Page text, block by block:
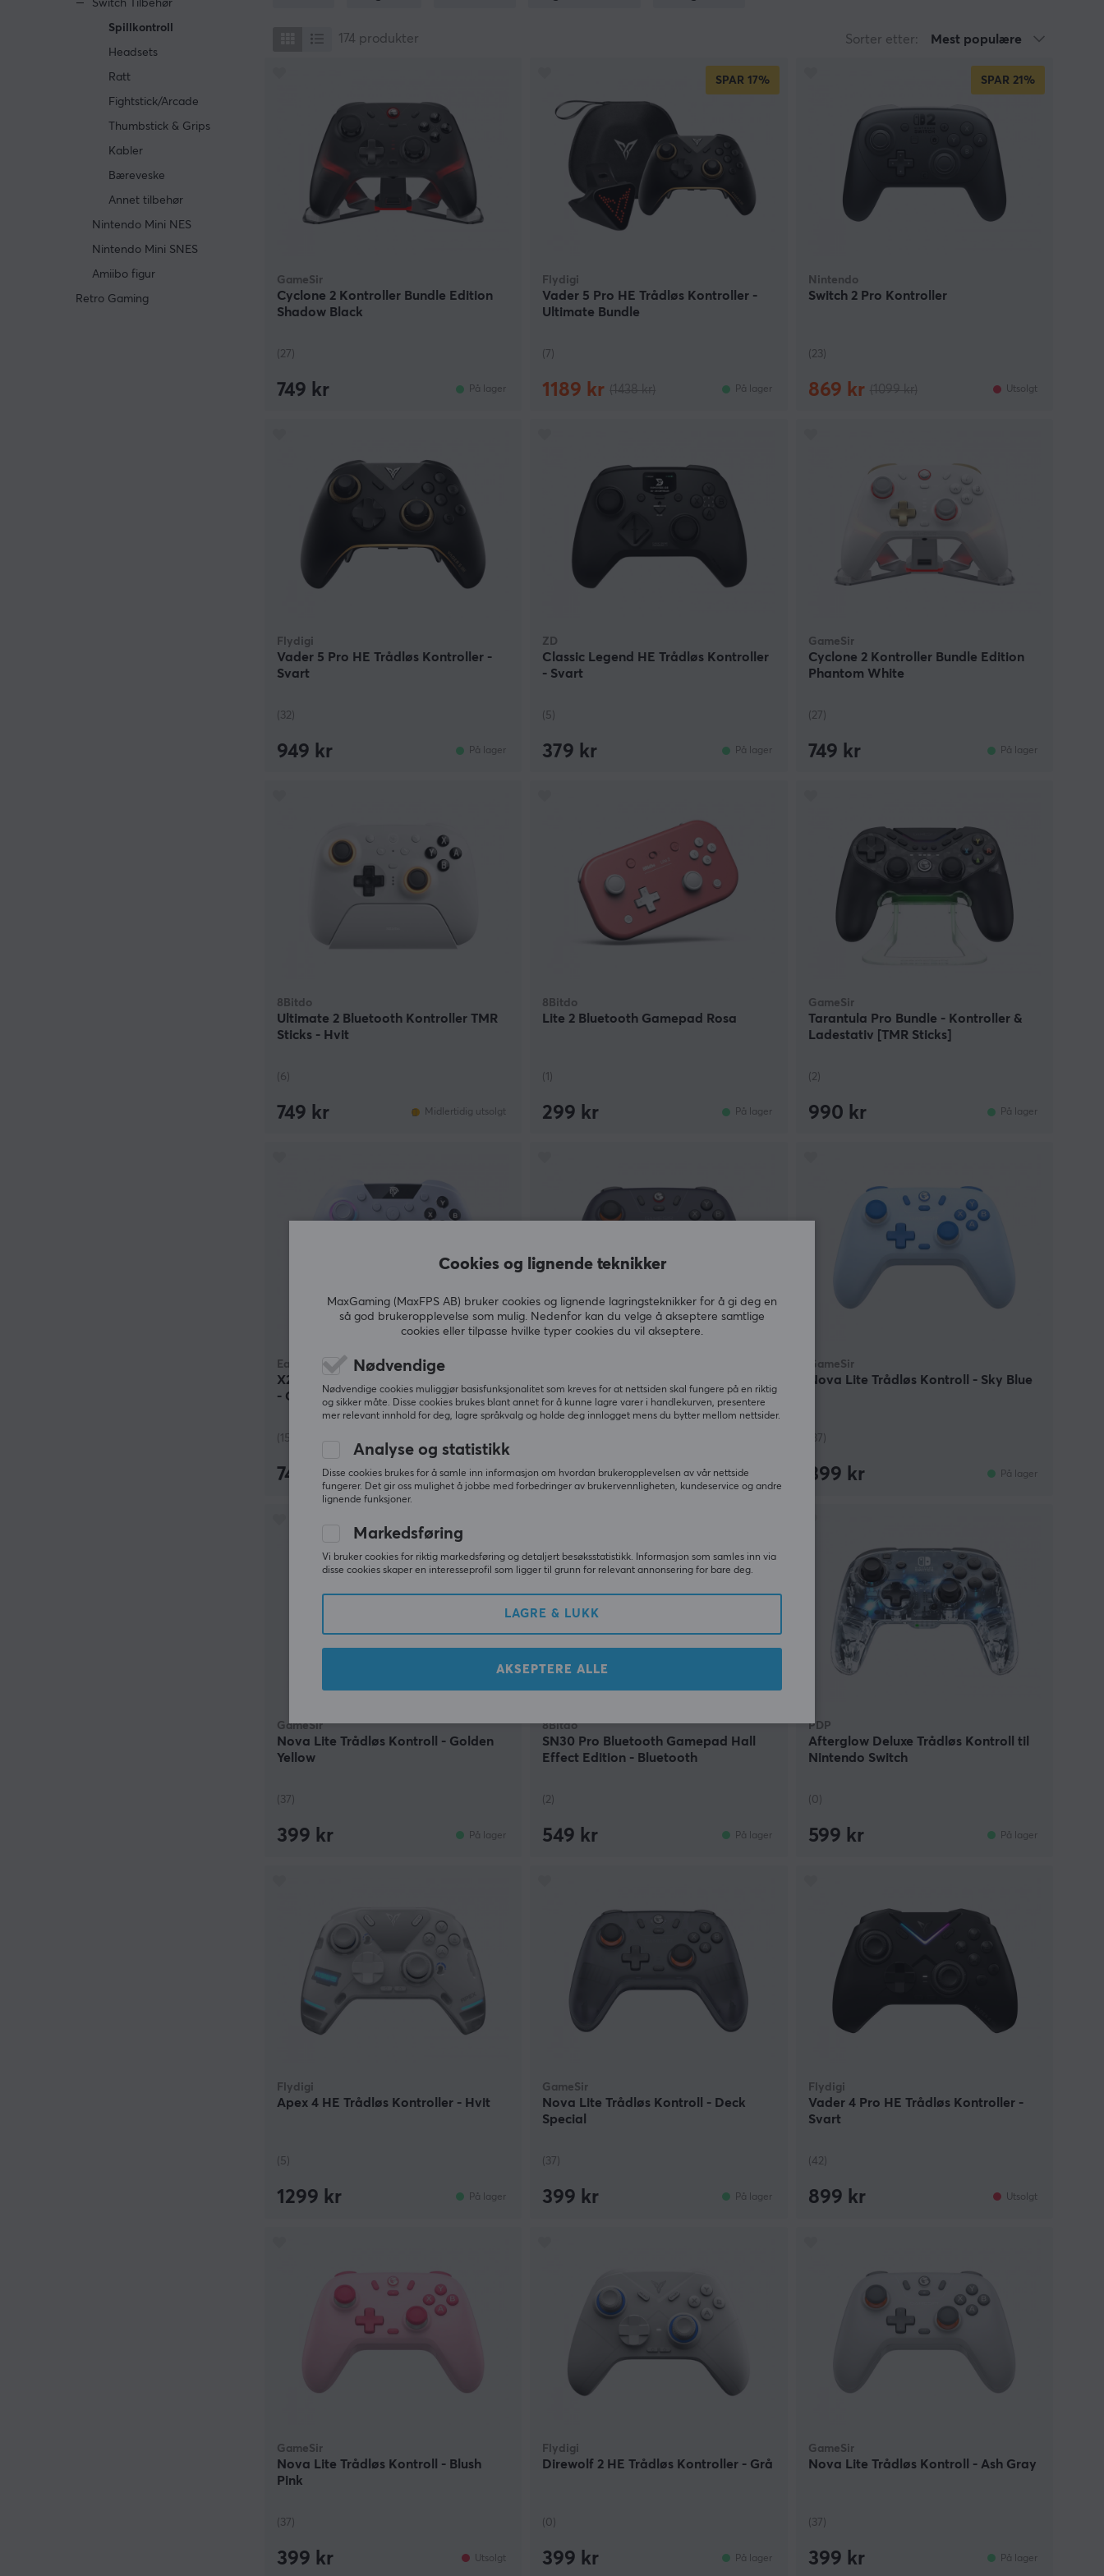
Switch Tilbehør
Spillkontroll
Headsets
Ratt
Fightstick/Arcade
Thumbstick & Grips
Kabler
Bæreveske
Annet tilbehør
Nintendo Mini NES
Nintendo Mini SNES
Amiibo figur
Retro Gaming
kontrollen litt etter hvordan du liker å spille og holde deg tilkoblet under avgjørende stridsøyeblikk. Nintendo Switch Wireless
kontroller er også tilgjengelige og Hori har absolutt levert fra deres side, noe som gjør spillopplevelsen enda mer luksuriøs. Du
kan alltid benytte deg av et Nintendo Switch trådløs USB adapter for å benytte Xbox One, PS4, Wii, Xbox One S/X kontroller til
Dersom du vil gå fra en mer tradisjonell håndkontrollfølelse eller vil modifisere din Nintendo Switch, så har du muligheten til å
kjøpe Nintendo Joy-Cons i ulike fargekombinasjoner. Så hvorfor ikke styrke selvsikkerheten din litt med en unik
fargekombinasjon.
174 produkter Sorter etter: Mest populære
GameSir
Cyclone 2 Kontroller Bundle Edition
Shadow Black
(27)
749 kr På lager
SPAR 17%
Flydigi
Vader 5 Pro HE Trådløs Kontroller -
Ultimate Bundle
(7)
1189 kr På lager
SPAR 21%
Nintendo
Switch 2 Pro Kontroller
(23)
869 kr Utsolgt
Flydigi
Vader 5 Pro HE Trådløs Kontroller -
Svart
(32)
949 kr På lager
ZD
Classic Legend HE Trådløs Kontroller
- Svart
(5)
379 kr På lager
GameSir
Cyclone 2 Kontroller Bundle Edition
Phantom White
(27)
749 kr På lager
8Bitdo
Ultimate 2 Bluetooth Kontroller TMR
Sticks - Hvit
(6)
749 kr Midlertidig utsolgt
8Bitdo
Lite 2 Bluetooth Gamepad Rosa
(1)
299 kr På lager
GameSir
Tarantula Pro Bundle - Kontroller &
Ladestativ [TMR Sticks]
(2)
990 kr På lager
EasySMX
X20 HE Trådløs Kontroller PC/Switch
- Grå
(15)
749 kr På lager
Purple
399 kr Midlertidig utsolgt
GameSir
Nova Lite Trådløs Kontroll - Sky Blue
(37)
399 kr På lager
GameSir
Nova Lite Trådløs Kontroll - Golden
Yellow
(37)
399 kr På lager
8Bitdo
SN30 Pro Bluetooth Gamepad Hall
Effect Edition - Bluetooth
(2)
549 kr På lager
PDP
Afterglow Deluxe Trådløs Kontroll til
Nintendo Switch
(0)
599 kr På lager
Flydigi
Apex 4 HE Trådløs Kontroller - Hvit
(5)
1299 kr På lager
GameSir
Nova Lite Trådløs Kontroll - Deck
Special
(37)
399 kr På lager
Flydigi
Vader 4 Pro HE Trådløs Kontroller -
Svart
(42)
899 kr Utsolgt
GameSir
Nova Lite Trådløs Kontroll - Blush
Pink
(37)
399 kr Utsolgt
Flydigi
Direwolf 2 HE Trådløs Kontroller - Grå
(0)
399 kr På lager
GameSir
Nova Lite Trådløs Kontroll - Ash Gray
(37)
399 kr På lager
Cookies og lignende teknikker
MaxGaming (MaxFPS AB) bruker cookies og lignende lagringsteknikker for å gi deg en
så god brukeropplevelse som mulig. Nedenfor kan du velge å akseptere samtlige
cookies eller tilpasse hvilke typer cookies du vil akseptere.
Nødvendige
Nødvendige cookies muliggjør basisfunksjonalitet som kreves for at nettsiden skal fungere på en riktig
og sikker måte. Disse cookies brukes blant annet for å kunne lagre varer i handlekurven, presentere
mer relevant innhold for deg, lagre språkvalg og holde deg innlogget mens du bytter mellom nettsider.
Analyse og statistikk
Disse cookies brukes for å samle inn informasjon om hvordan brukeropplevelsen av vår nettside
fungerer. Det gir oss mulighet å jobbe med forbedringer av brukervennligheten, kundeservice og andre
lignende funksjoner.
Markedsføring
Vi bruker cookies for riktig markedsføring og detaljert besøksstatistikk. Informasjon som samles inn via
disse cookies skaper en interesseprofil som ligger til grunn for relevant annonsering for bare deg.
LAGRE & LUKK
AKSEPTERE ALLE